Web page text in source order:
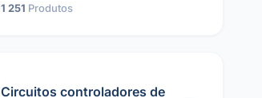
1 251 Produtos
Circuitos controladores de